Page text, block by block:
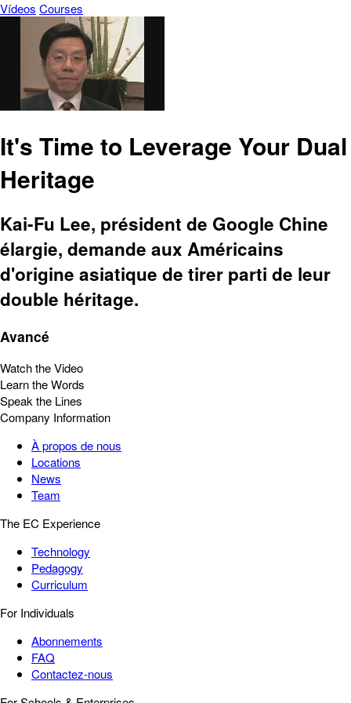
Vídeos Courses
It's Time to Leverage Your Dual
Heritage
Kai-Fu Lee, président de Google Chine
élargie, demande aux Américains
d'origine asiatique de tirer parti de leur
double héritage.
Avancé
Watch the Video
Learn the Words
Speak the Lines
Company Information
À propos de nous
Locations
News
Team
The EC Experience
Technology
Pedagogy
Curriculum
For Individuals
Abonnements
FAQ
Contactez-nous